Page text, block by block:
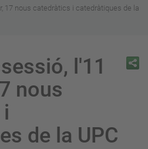
17 nous catedràtics i catedràtiques de la
l'11
nous
de la UPC